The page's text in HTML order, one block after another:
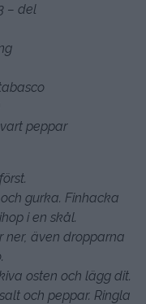
– del
peppar
gurka. Finhacka
i en skål.
ner, även dropparna
osten och lägg dit.
och peppar. Ringla